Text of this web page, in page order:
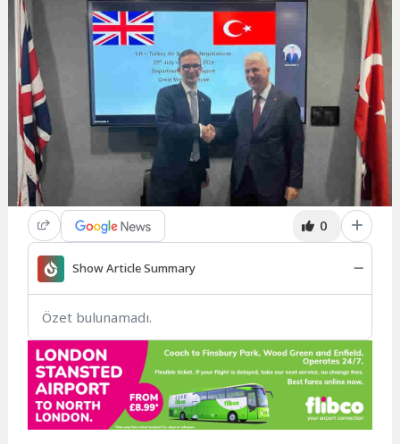
0
Show Article Summary
Özet bulunamadı.